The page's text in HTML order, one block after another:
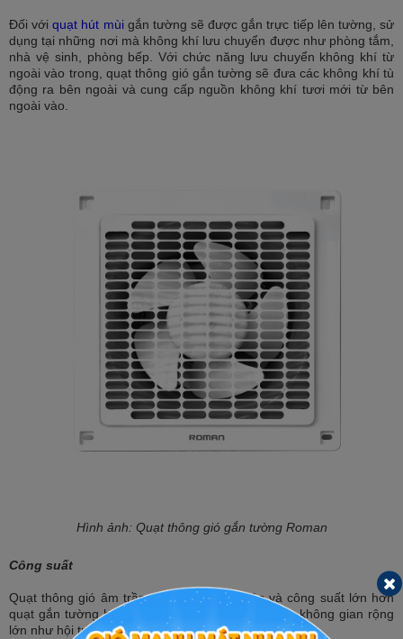
Đối vớiquạt hút mùi gắn tường sẽ được gắn trực tiếp lên tường, sử
dụng tại những nơi mà không khí lưu chuyển được như phòng tắm,
nhà vệ sinh, phòng bếp. Với chức năng lưu chuyển không khí từ
ngoài vào trong, quạt thông gió gắn tường sẽ đưa các không khí tù
động ra bên ngoài và cung cấp nguồn không khí tươi mới từ bên
ngoài vào.
Hình ảnh: Quạt thông gió gắn tường Roman
Công suất
Quạt thông gió âm trần đa dạng kích thước và công suất lớn hơn
quạt gắn tường hút mùi nên được lắp đặt tại các không gian rộng
lớn như hội trường, các phòng họp lớn,...